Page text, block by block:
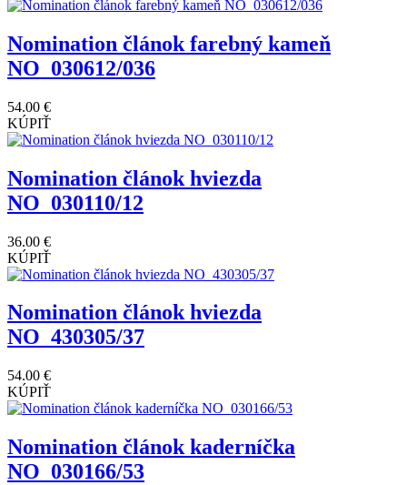
Nomination článok farebný kameň
NO_030612/036
54.00 €
KÚPIŤ
Nomination článok hviezda
NO_030110/12
36.00 €
KÚPIŤ
Nomination článok hviezda
NO_430305/37
54.00 €
KÚPIŤ
Nomination článok kaderníčka
NO_030166/53